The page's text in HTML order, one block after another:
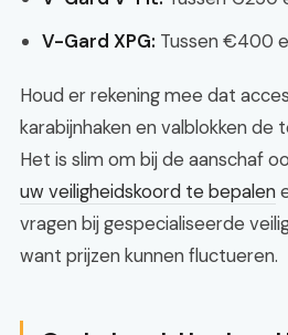
V-Gard XPG: Tussen €400
Houd er rekening mee dat
karabijnhaken en valblokken de
Het is slim om bij de aanschaf
uw veiligheidskoord te bepalen
vragen bij gespecialiseerde
want prijzen kunnen fluctueren.